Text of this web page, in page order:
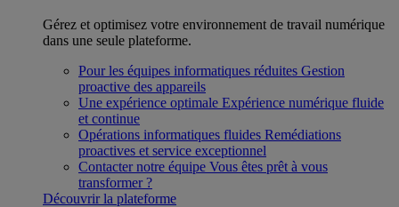
Gérez et optimisez votre environnement de travail numérique
dans une seule plateforme.
Pour les équipes informatiques réduites Gestion
proactive des appareils
Une expérience optimale Expérience numérique fluide
et continue
Opérations informatiques fluides Remédiations
proactives et service exceptionnel
Contacter notre équipe Vous êtes prêt à vous
transformer ?
Découvrir la plateforme